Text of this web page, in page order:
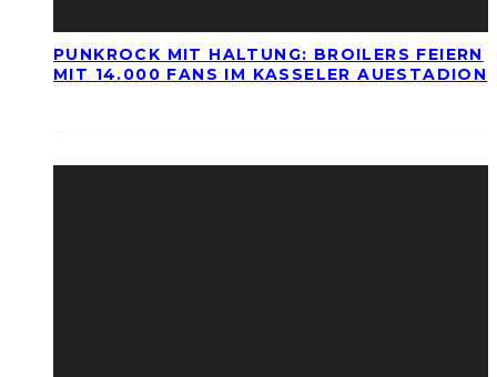
PUNKROCK MIT HALTUNG: BROILERS FEIERN
MIT 14.000 FANS IM KASSELER AUESTADION